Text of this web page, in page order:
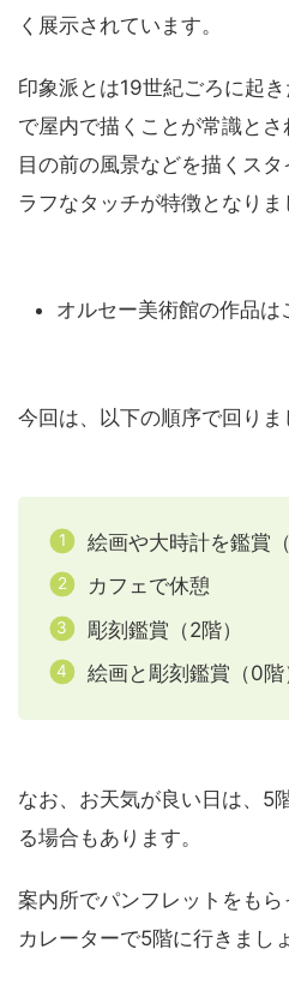
く展示されています。
印象派とは19世紀ごろに起
で屋内で描くことが常識と
目の前の風景などを描くス
ラフなタッチが特徴となりま
オルセー美術館の作品
今回は、以下の順序で回りま
絵画や大時計を鑑賞（
カフェで休憩
彫刻鑑賞（2階）
絵画と彫刻鑑賞（0階
なお、お天気が良い日は、5
る場合もあります。
案内所でパンフレットをも
カレーターで5階に行きまし